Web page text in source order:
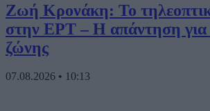
Ζωή Κρονάκη: Το
στην ΕΡΤ – Η απάντηση για
ζώνης
07.08.2026 • 10:13